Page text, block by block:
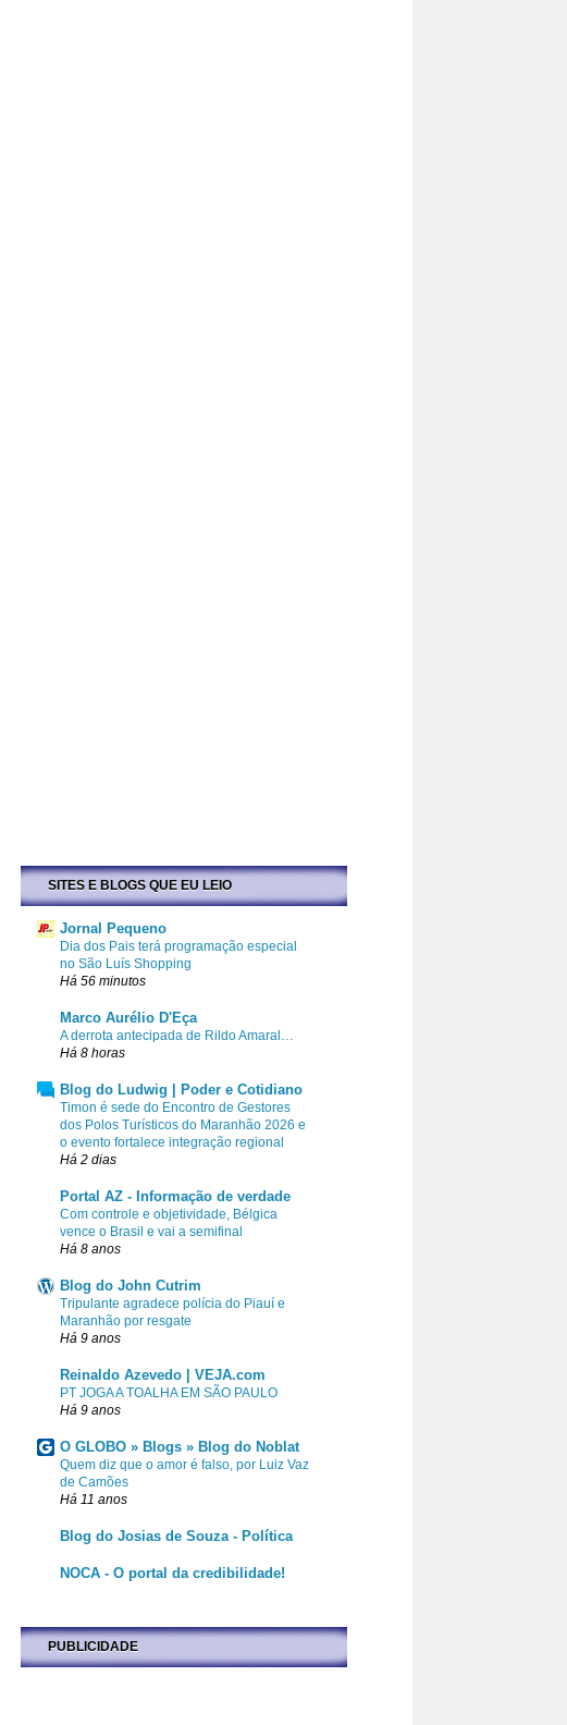
SITES E BLOGS QUE EU LEIO
Jornal Pequeno
Dia dos Pais terá programação especial
no São Luís Shopping
Há 56 minutos
Marco Aurélio D'Eça
A derrota antecipada de Rildo Amaral…
Há 8 horas
Blog do Ludwig | Poder e Cotidiano
Timon é sede do Encontro de Gestores
dos Polos Turísticos do Maranhão 2026 e
o evento fortalece integração regional
Há 2 dias
Portal AZ - Informação de verdade
Com controle e objetividade, Bélgica
vence o Brasil e vai a semifinal
Há 8 anos
Blog do John Cutrim
Tripulante agradece polícia do Piauí e
Maranhão por resgate
Há 9 anos
Reinaldo Azevedo | VEJA.com
PT JOGA A TOALHA EM SÃO PAULO
Há 9 anos
O GLOBO » Blogs » Blog do Noblat
Quem diz que o amor é falso, por Luiz Vaz
de Camões
Há 11 anos
Blog do Josias de Souza - Política
NOCA - O portal da credibilidade!
PUBLICIDADE